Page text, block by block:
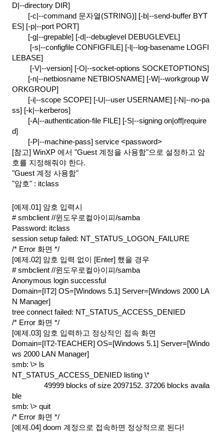
D|--directory DIR]
[-c|--command 문자열(STRING)] [-b|--send-buffer BYT
ES] [-p|--port PORT]
[-g|--grepable] [-d|--debuglevel DEBUGLEVEL]
[-s|--configfile CONFIGFILE] [-l|--log-basename LOGFI
LEBASE]
[-V|--version] [-O|--socket-options SOCKETOPTIONS]
[-n|--netbiosname NETBIOSNAME] [-W|--workgroup W
ORKGROUP]
[-i|--scope SCOPE] [-U|--user USERNAME] [-N|--no-pa
ss] [-k|--kerberos]
[-A|--authentication-file FILE] [-S|--signing on|off|require
d]
[-P|--machine-pass] service <password>
[참고] WinXP 에서 "Guest 계정을 사용함"으로 설정하고 암
호를 지정해줘야 한다.
"Guest 계정 사용함"
"암호" : itclass
[예제.01] 암호 입력시
# smbclient //윈도우로컬아이피/samba
Password: itclass
session setup failed: NT_STATUS_LOGON_FAILURE
/* Error 화면 */
[예제.02] 암호 입력 없이 [Enter] 했을 경우
# smbclient //윈도우로컬아이피/samba
Anonymous login successful
Domain=[IT2] OS=[Windows 5.1] Server=[Windows 2000 LA
N Manager]
tree connect failed: NT_STATUS_ACCESS_DENIED
/* Error 화면 */
[예제.03] 암호 입력하고 정상적인 접속 화면
Domain=[IT2-TEACHER] OS=[Windows 5.1] Server=[Windo
ws 2000 LAN Manager]
smb: \> ls
NT_STATUS_ACCESS_DENIED listing \*
49999 blocks of size 2097152. 37206 blocks availa
ble
smb: \> quit
/* Error 화면 */
[예제.04] doom 계정으로 접속하면 정상적으로 된다!